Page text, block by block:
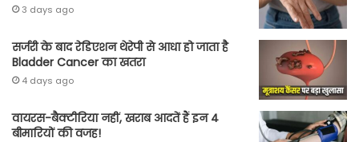
3 days ago
सर्जरी के बाद रेडिएशन थेरेपी से आधा हो जाता है
Bladder Cancer का खतरा
4 days ago
वायरस-बैक्टीरिया नहीं, खराब आदतें हैं इन 4
बीमारियों की वजह!